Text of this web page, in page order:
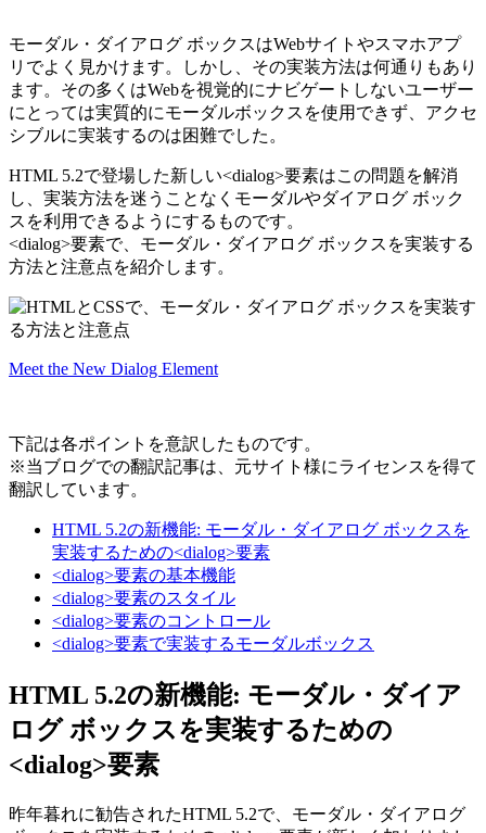
モーダル・ダイアログ ボックスはWebサイトやスマホアプ
リでよく見かけます。しかし、その実装方法は何通りもあり
ます。その多くはWebを視覚的にナビゲートしないユーザー
にとっては実質的にモーダルボックスを使用できず、アクセ
シブルに実装するのは困難でした。
HTML 5.2で登場した新しい<dialog>要素はこの問題を解消
し、実装方法を迷うことなくモーダルやダイアログ ボック
スを利用できるようにするものです。
<dialog>要素で、モーダル・ダイアログ ボックスを実装する
方法と注意点を紹介します。
Meet the New Dialog Element
下記は各ポイントを意訳したものです。
※当ブログでの翻訳記事は、元サイト様にライセンスを得て
翻訳しています。
HTML 5.2の新機能: モーダル・ダイアログ ボックスを
実装するための<dialog>要素
<dialog>要素の基本機能
<dialog>要素のスタイル
<dialog>要素のコントロール
<dialog>要素で実装するモーダルボックス
HTML 5.2の新機能: モーダル・ダイア
ログ ボックスを実装するための
<dialog>要素
昨年暮れに勧告されたHTML 5.2で、モーダル・ダイアログ